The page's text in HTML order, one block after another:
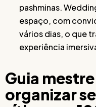
pashminas.
espaço, com
vários dias, o que
experiência
Guia
organizar